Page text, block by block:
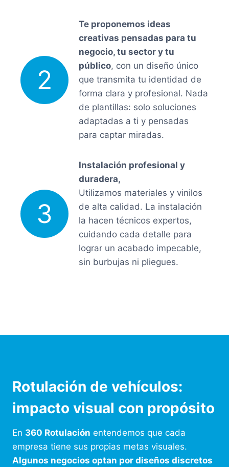
2
Te proponemos ideas
creativas pensadas para tu
negocio, tu sector y tu
público, con un diseño único
que transmita tu identidad de
forma clara y profesional. Nada
de plantillas: solo soluciones
adaptadas a ti y pensadas
para captar miradas.
3
Instalación profesional y
duradera,
Utilizamos materiales y vinilos
de alta calidad. La instalación
la hacen técnicos expertos,
cuidando cada detalle para
lograr un acabado impecable,
sin burbujas ni pliegues.
Rotulación de vehículos:
impacto visual con propósito
En 360 Rotulación entendemos que cada
empresa tiene sus propias metas visuales.
Algunos negocios optan por diseños discretos